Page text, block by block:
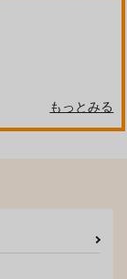
もっとみる